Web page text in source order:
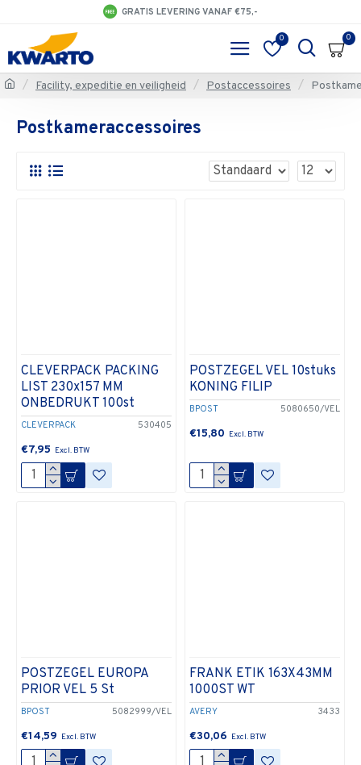
GRATIS LEVERING VANAF €75,-
0 0
Facility, expeditie en veiligheid Postaccessoires
Postkameraccessoires
CLEVERPACK 530405
CLEVERPACK PACKING
LIST 230x157 MM
ONBEDRUKT 100st
€7,95
BPOST 5080650/VEL
POSTZEGEL VEL 10stuks
KONING FILIP
€15,80
BPOST 5082999/VEL
POSTZEGEL EUROPA
PRIOR VEL 5 St
€14,59
AVERY 3433
FRANK ETIK 163X43MM
1000ST WT
€30,06